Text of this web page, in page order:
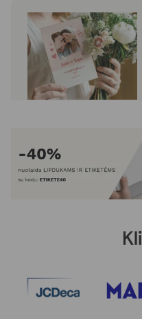
Klasikiniai vestuvių kvietimai
10 vnt. be PVM nuo
€
Rinktis